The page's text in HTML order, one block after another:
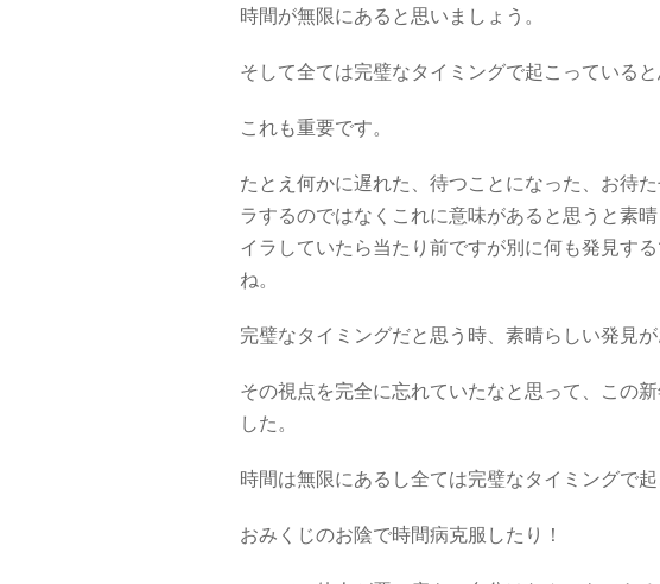
時間が無限にあると思いましょう。
そして全ては完璧なタイミングで起こっていると
これも重要です。
たとえ何かに遅れた、待つことになった、お待
ラするのではなくこれに意味があると思うと素
イラしていたら当たり前ですが別に何も発見す
ね。
完璧なタイミングだと思う時、素晴らしい発見
その視点を完全に忘れていたなと思って、この
した。
時間は無限にあるし全ては完璧なタイミングで起
おみくじのお陰で時間病克服したり！